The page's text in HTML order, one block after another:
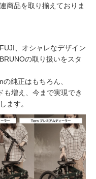
商品を取り揃えておりま
、オシャレなデザイン
の取り扱いをスタ
純正はもちろん、
も増え、今まで実現でき
ます。